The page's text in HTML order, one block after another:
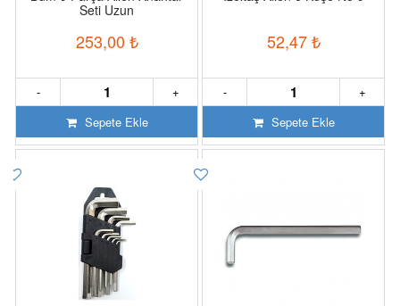
Seti Uzun
253,00 ₺
+
-
Sepete Ekle
52,47₺
+
-
Sepete Ekle